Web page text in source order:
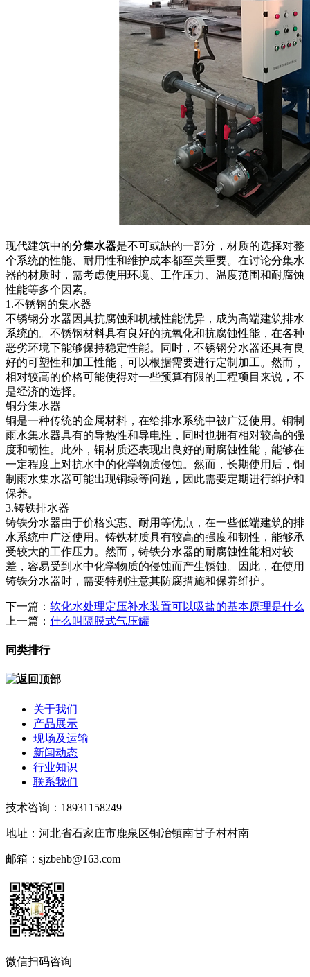
现代建筑中的分集水器是不可或缺的一部分，材质的选择对整
个系统的性能、耐用性和维护成本都至关重要。在讨论分集水
器的材质时，需考虑使用环境、工作压力、温度范围和耐腐蚀
性能等多个因素。
1.不锈钢的集水器
不锈钢分水器因其抗腐蚀和机械性能优异，成为高端建筑排水
系统的。不锈钢材料具有良好的抗氧化和抗腐蚀性能，在各种
恶劣环境下能够保持稳定性能。同时，不锈钢分水器还具有良
好的可塑性和加工性能，可以根据需要进行定制加工。然而，
相对较高的价格可能使得对一些预算有限的工程项目来说，不
是经济的选择。
铜分集水器
铜是一种传统的金属材料，在给排水系统中被广泛使用。铜制
雨水集水器具有的导热性和导电性，同时也拥有相对较高的强
度和韧性。此外，铜材质还表现出良好的耐腐蚀性能，能够在
一定程度上对抗水中的化学物质侵蚀。然而，长期使用后，铜
制雨水集水器可能出现铜绿等问题，因此需要定期进行维护和
保养。
3.铸铁排水器
铸铁分水器由于价格实惠、耐用等优点，在一些低端建筑的排
水系统中广泛使用。铸铁材质具有较高的强度和韧性，能够承
受较大的工作压力。然而，铸铁分水器的耐腐蚀性能相对较
差，容易受到水中化学物质的侵蚀而产生锈蚀。因此，在使用
铸铁分水器时，需要特别注意其防腐措施和保养维护。
下一篇： 软化水处理定压补水装置可以吸盐的基本原理是什么
上一篇： 什么叫隔膜式气压罐
同类排行
关于我们
产品展示
现场及运输
新闻动态
行业知识
联系我们
技术咨询：18931158249
地址：河北省石家庄市鹿泉区铜冶镇南甘子村村南
邮箱：sjzbehb@163.com
微信扫码咨询